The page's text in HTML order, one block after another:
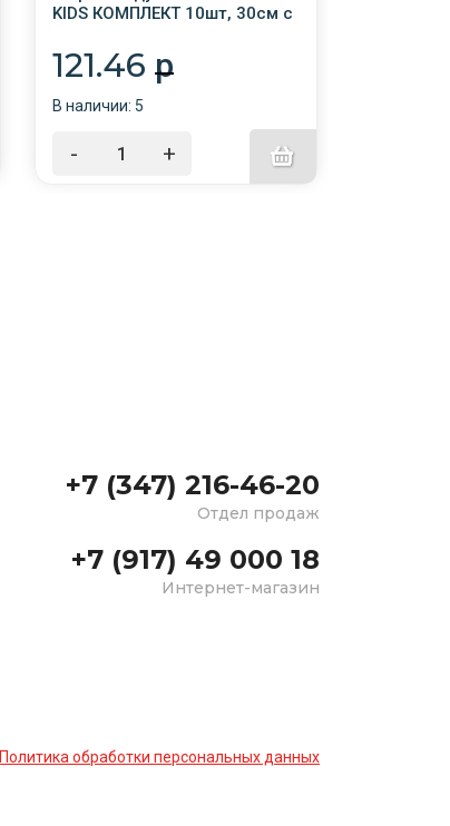
KIDS КОМПЛЕКТ 10шт, 30см с
ассорти /4/
121.46 p
В наличии: 5
- +
+7 (347) 216-46-20
Отдел продаж
+7 (917) 49 000 18
Интернет-магазин
Политика обработки персональных данных